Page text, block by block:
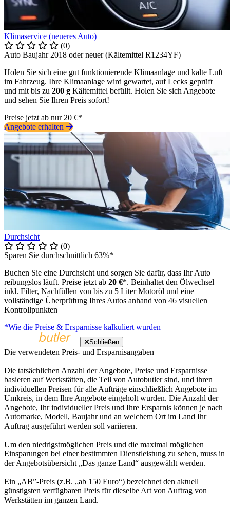
Klimaservice (neueres Auto)
(0)
Auto Baujahr 2018 oder neuer (Kältemittel R1234YF)
Holen Sie sich eine gut funktionierende Klimaanlage und kalte Luft
im Fahrzeug. Ihre Klimaanlage wird gewartet, auf Lecks geprüft
und mit bis zu 200 g Kältemittel befüllt. Holen Sie sich Angebote
und sehen Sie Ihren Preis sofort!
Preise jetzt ab nur 20 €*
Angebote erhalten
Durchsicht
(0)
Sparen Sie durchschnittlich 63%*
Buchen Sie eine Durchsicht und sorgen Sie dafür, dass Ihr Auto
reibungslos läuft. Preise jetzt ab 20 €*. Beinhaltet den Ölwechsel
inkl. Filter, Nachfüllen von bis zu 5 Liter Motoröl und eine
vollständige Überprüfung Ihres Autos anhand von 46 visuellen
Kontrollpunkten
*Wie die Preise & Ersparnisse kalkuliert wurden
Schließen
Die verwendeten Preis- und Ersparnisangaben
Die tatsächlichen Anzahl der Angebote, Preise und Ersparnisse
basieren auf Werkstätten, die Teil von Autobutler sind, und ihren
individuellen Preisen für alle Aufträge einschließlich Angebote im
Umkreis, in dem Ihre Angebote eingeholt wurden. Die Anzahl der
Angebote, Ihr individueller Preis und Ihre Ersparnis können je nach
Automarke, Modell, Baujahr und an welchem Ort im Land Ihr
Auftrag ausgeführt werden soll variieren.
Um den niedrigstmöglichen Preis und die maximal möglichen
Einsparungen bei einer bestimmten Dienstleistung zu sehen, muss in
der Angebotsübersicht „Das ganze Land“ ausgewählt werden.
Ein „AB”-Preis (z.B. „ab 150 Euro“) bezeichnet den aktuell
günstigsten verfügbaren Preis für dieselbe Art von Auftrag von
Werkstätten im ganzen Land.